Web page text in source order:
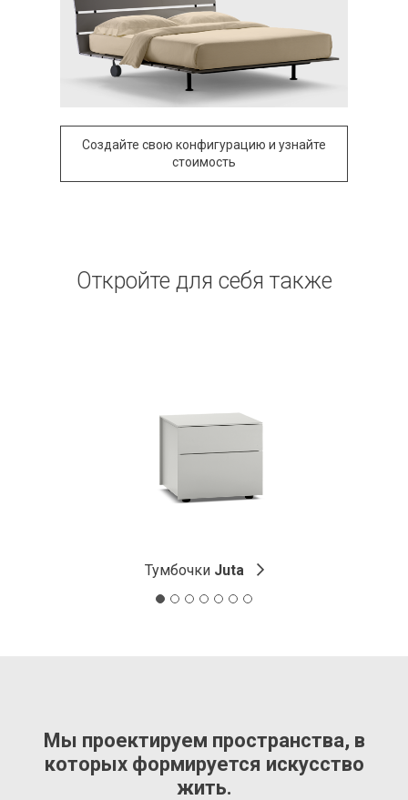
Создайте свою конфигурацию и узнайте
стоимость
Откройте для себя также
Тумбочки Juta
Мы проектируем пространства, в
которых формируется искусство
жить.